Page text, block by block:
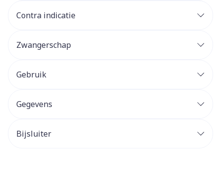
Contra indicatie
Zwangerschap
Gebruik
Gegevens
Bijsluiter